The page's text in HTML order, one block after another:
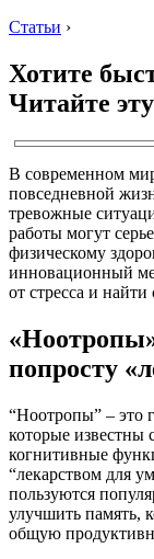
Статьи ›
Хотите
Читайте
В современном
повседневной
тревожные
работы могут
физическому
инновационный
от стресса и
попросту
“Ноотропы” – это
которые известны
когнитивные
“лекарством для
пользуются
улучшить память,
общую